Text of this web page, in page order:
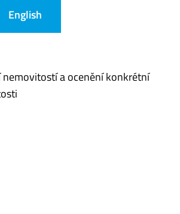
English
nemovitostí a ocenění konkrétní